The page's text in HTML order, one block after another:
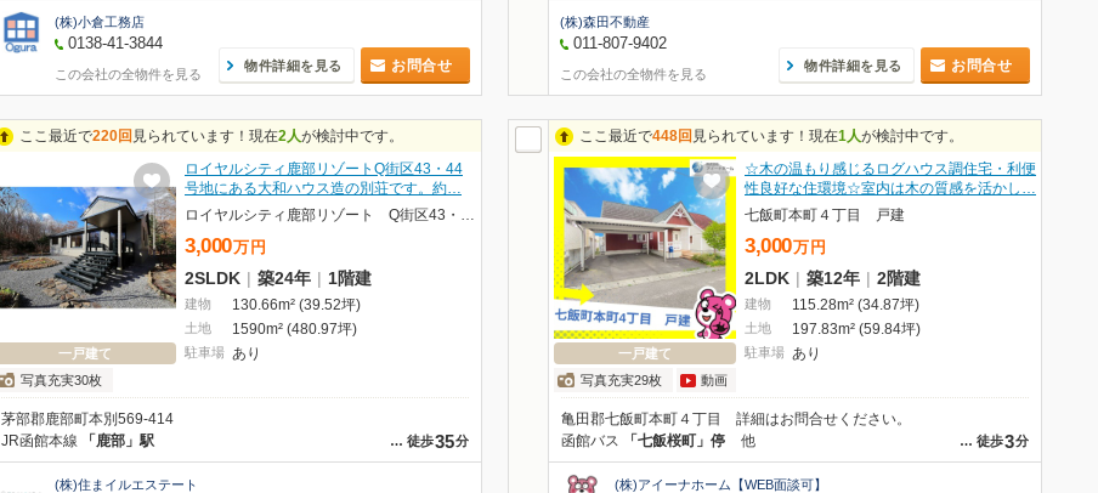
(株)小倉工務店
0138-41-3844
この会社の全物件を見る
物件詳細を見る お問合せ
(株)森田不動産
011-807-9402
この会社の全物件を見る
物件詳細を見る お問合せ
ここ最近で220回 見られています！現在2人が検討中です。
一戸建て
写真充実30枚
ロイヤルシティ鹿部リゾートQ街区43・44
号地にある大和ハウス造の別荘です。約…
ロイヤルシティ鹿部リゾート Q街区43・44号地｜広い庭を見渡す大和ハウス造の別荘
3,000万 円
2SLDK | 築24年 | 1階建
建物 130.66m² (39.52坪)
土地 1590m² (480.97坪)
駐車場 あり
茅部郡鹿部町本別569-414
… 徒歩35分
JR函館本線 「鹿部」駅
(株)住まイルエステート
ここ最近で448回 見られています！現在1人が検討中です。
一戸建て
写真充実29枚
動画
☆木の温もり感じるログハウス調住宅・利便
性良好な住環境☆室内は木の質感を活かし…
七飯町本町４丁目 戸建
3,000万 円
2LDK | 築12年 | 2階建
建物 115.28m² (34.87坪)
土地 197.83m² (59.84坪)
駐車場 あり
亀田郡七飯町本町４丁目 詳細はお問合せください。
… 徒歩3分
函館バス 「七飯桜町」停 他
(株)アイーナホーム【WEB面談可】